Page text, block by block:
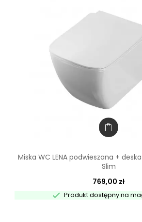
Miska WC LENA podwieszana +
Slim
769,00 zł
 Produkt dostępny na